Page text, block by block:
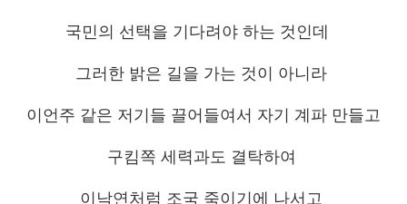
국민의 선택을 기다려야 하는 것인데
그러한 밝은 길을 가는 것이 아니라
이언주 같은 저기들 끌어들여서 자기 계파 만들고
구킴쪽 세력과도 결탁하여
이낙연처럼 조국 죽이기에 나서고